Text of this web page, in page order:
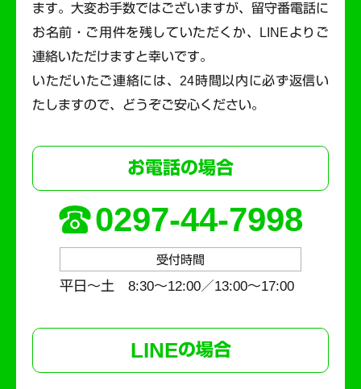
ます。 大変お手数ではございますが、留守番電話に
お名前・ご用件を残していただくか、LINEよりご
連絡いただけますと幸いです。
いただいたご連絡には、24時間以内に必ず返信い
たしますので、どうぞご安心ください。
お電話の場合
0297-44-7998
受付時間
平日～土 8:30〜12:00／13:00〜17:00
LINEの場合